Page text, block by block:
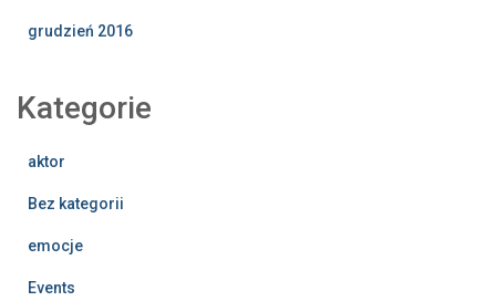
grudzień 2016
Kategorie
aktor
Bez kategorii
emocje
Events